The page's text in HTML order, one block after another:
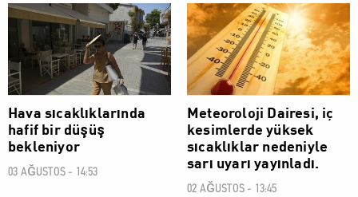
SOSYAL
Hava sıcaklıklarında
hafif bir düşüş
bekleniyor
03 AĞUSTOS - 14:53
SOSYAL
Meteoroloji Dairesi, iç
kesimlerde yüksek
sıcaklıklar nedeniyle
sarı uyarı yayınladı.
02 AĞUSTOS - 13:45